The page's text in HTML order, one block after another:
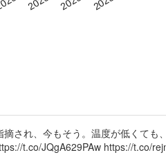
され、今もそう。温度が低くても
t.co/JQgA629PAw https://t.co/